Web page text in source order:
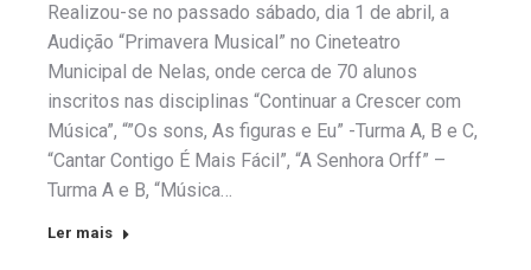
Realizou-se no passado sábado, dia 1 de abril, a
Audição “Primavera Musical” no Cineteatro
Municipal de Nelas, onde cerca de 70 alunos
inscritos nas disciplinas “Continuar a Crescer com
Música”, “”Os sons, As figuras e Eu” -Turma A, B e C,
“Cantar Contigo É Mais Fácil”, “A Senhora Orff” –
Turma A e B, “Música…
Ler mais